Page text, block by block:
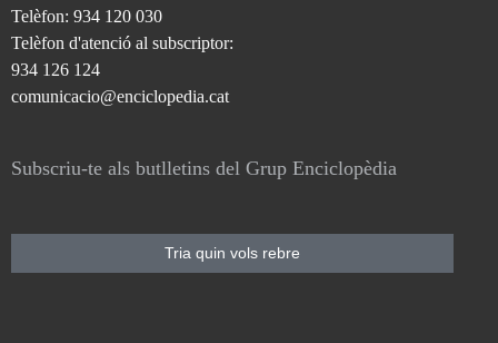
Telèfon: 934 120 030
Telèfon d'atenció al subscriptor:
934 126 124
comunicacio@enciclopedia.cat
Subscriu-te als butlletins del Grup Enciclopèdia
Tria quin vols rebre